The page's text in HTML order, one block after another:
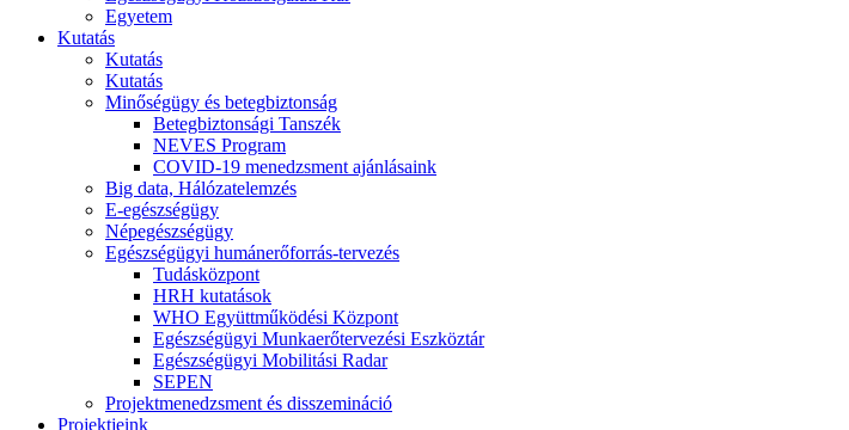
Egyetem
Kutatás
Kutatás
Kutatás
Minőségügy és betegbiztonság
Betegbiztonsági Tanszék
NEVES Program
COVID-19 menedzsment ajánlásaink
Big data, Hálózatelemzés
E-egészségügy
Népegészségügy
Egészségügyi humánerőforrás-tervezés
Tudásközpont
HRH kutatások
WHO Együttműködési Központ
Egészségügyi Munkaerőtervezési Eszköztár
Egészségügyi Mobilitási Radar
SEPEN
Projektmenedzsment és disszemináció
Projektjeink